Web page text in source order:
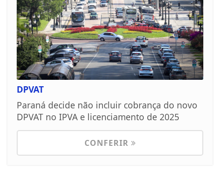
DPVAT
Paraná decide não incluir cobrança do novo
DPVAT no IPVA e licenciamento de 2025
CONFERIR